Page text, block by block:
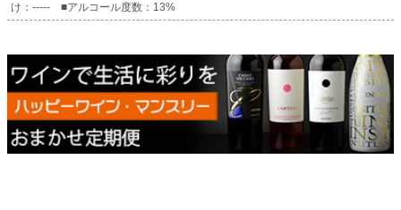
け：----- ■アルコール度数：13%